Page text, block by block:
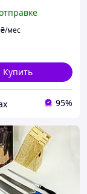
EB-13
₴/мес
Купить
95%